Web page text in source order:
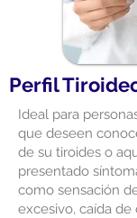
Perfil
Ideal para
que deseen
de su tiroides o
presentado
como sensación
excesivo, caída